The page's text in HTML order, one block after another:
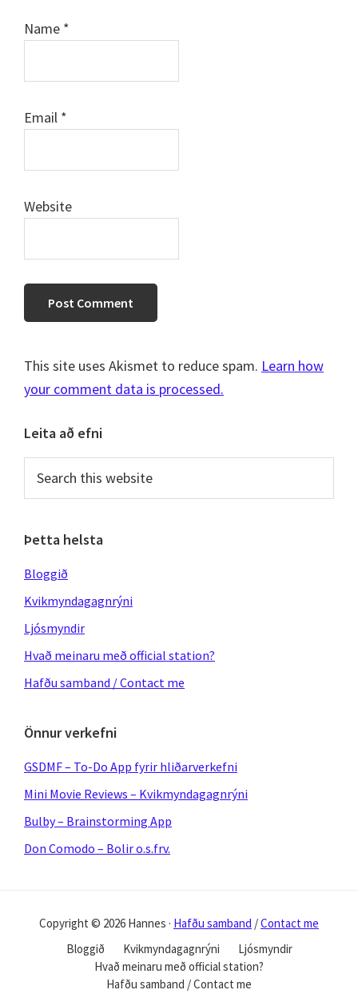
Name *
Email *
Website
This site uses Akismet to reduce spam. Learn how
your comment data is processed.
Primary
Sidebar
Leita að efni
this
Þetta helsta
Bloggið
Kvikmyndagagnrýni
Ljósmyndir
Hvað meinaru með official station?
Hafðu samband / Contact me
Önnur verkefni
GSDMF – To-Do App fyrir hliðarverkefni
Mini Movie Reviews – Kvikmyndagagnrýni
Bulby – Brainstorming App
Don Comodo – Bolir o.s.frv.
Copyright © 2026 Hannes · Hafðu samband /Contact me
Bloggið
Kvikmyndagagnrýni
Ljósmyndir
Hvað meinaru með official station?
Hafðu samband / Contact me